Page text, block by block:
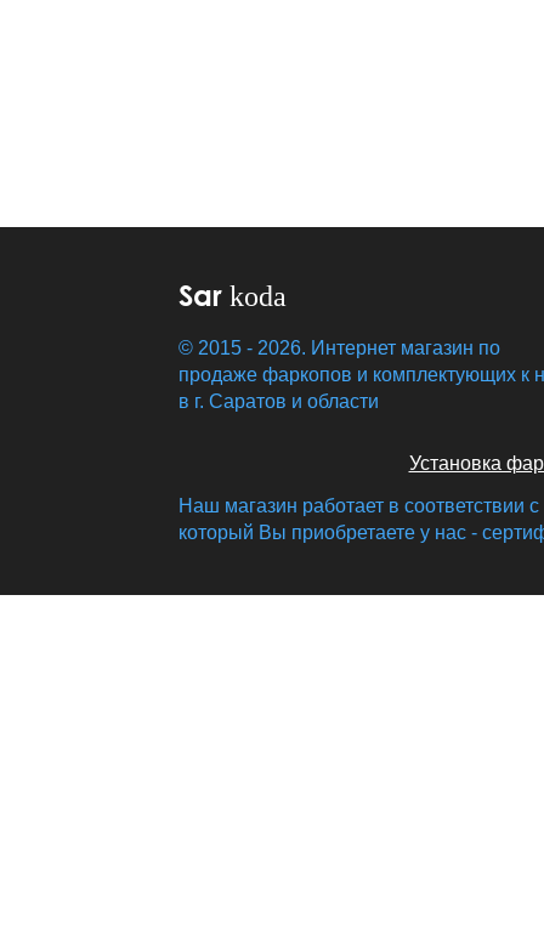
Sar koda
© 2015 - 2026. Интернет магазин по
продаже фаркопов и комплектующих к
в г. Саратов и области
Установка
Наш магазин работает в соответствии
который Вы приобретаете у нас -